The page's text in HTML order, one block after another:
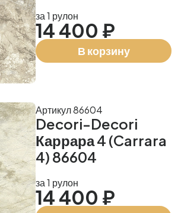
за 1 рулон
14 400 ₽
В корзину
Decori-Decori
Каррара 4 (Carrara
4) 86604
Артикул 86604
за 1 рулон
14 400 ₽